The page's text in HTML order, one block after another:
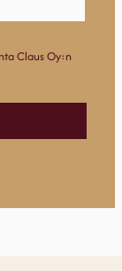
Claus Oy:n